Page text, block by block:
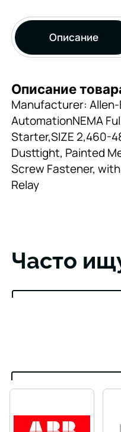
Описание
Описание
Manufacturer:
AutomationNEMA
Starter,SIZE 2,460-
Dusttight, Painted
Screw Fastener,
Relay
Часто